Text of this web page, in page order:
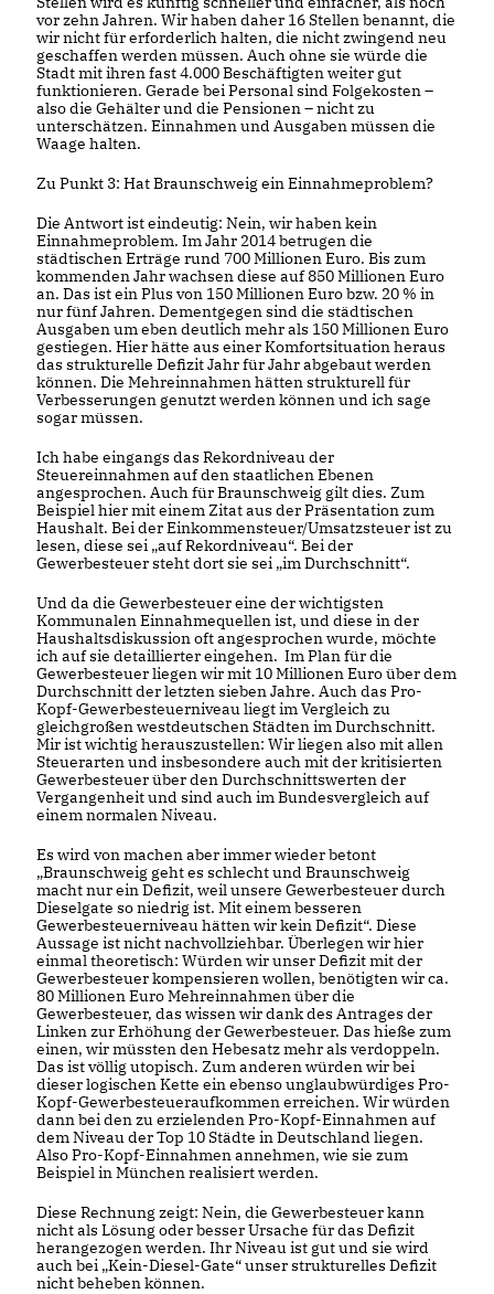
vor zehn Jahren. Wir haben daher 16 Stellen benannt, die
wir nicht für erforderlich halten, die nicht zwingend neu
geschaffen werden müssen. Auch ohne sie würde die
Stadt mit ihren fast 4.000 Beschäftigten weiter gut
funktionieren. Gerade bei Personal sind Folgekosten –
also die Gehälter und die Pensionen – nicht zu
unterschätzen. Einnahmen und Ausgaben müssen die
Waage halten.
Zu Punkt 3: Hat Braunschweig ein Einnahmeproblem?
Die Antwort ist eindeutig: Nein, wir haben kein
Einnahmeproblem. Im Jahr 2014 betrugen die
städtischen Erträge rund 700 Millionen Euro. Bis zum
kommenden Jahr wachsen diese auf 850 Millionen Euro
an. Das ist ein Plus von 150 Millionen Euro bzw. 20 % in
nur fünf Jahren. Dementgegen sind die städtischen
Ausgaben um eben deutlich mehr als 150 Millionen Euro
gestiegen. Hier hätte aus einer Komfortsituation heraus
das strukturelle Defizit Jahr für Jahr abgebaut werden
können. Die Mehreinnahmen hätten strukturell für
Verbesserungen genutzt werden können und ich sage
sogar müssen.
Ich habe eingangs das Rekordniveau der
Steuereinnahmen auf den staatlichen Ebenen
angesprochen. Auch für Braunschweig gilt dies. Zum
Beispiel hier mit einem Zitat aus der Präsentation zum
Haushalt. Bei der Einkommensteuer/Umsatzsteuer ist zu
lesen, diese sei „auf Rekordniveau“. Bei der
Gewerbesteuer steht dort sie sei „im Durchschnitt“.
Und da die Gewerbesteuer eine der wichtigsten
Kommunalen Einnahmequellen ist, und diese in der
Haushaltsdiskussion oft angesprochen wurde, möchte
ich auf sie detaillierter eingehen. Im Plan für die
Gewerbesteuer liegen wir mit 10 Millionen Euro über dem
Durchschnitt der letzten sieben Jahre. Auch das Pro-
Kopf-Gewerbesteuerniveau liegt im Vergleich zu
gleichgroßen westdeutschen Städten im Durchschnitt.
Mir ist wichtig herauszustellen: Wir liegen also mit allen
Steuerarten und insbesondere auch mit der kritisierten
Gewerbesteuer über den Durchschnittswerten der
Vergangenheit und sind auch im Bundesvergleich auf
einem normalen Niveau.
Es wird von machen aber immer wieder betont
Braunschweig geht es schlecht und Braunschweig
macht nur ein Defizit, weil unsere Gewerbesteuer durch
Dieselgate so niedrig ist. Mit einem besseren
Gewerbesteuerniveau hätten wir kein Defizit“. Diese
Aussage ist nicht nachvollziehbar. Überlegen wir hier
einmal theoretisch: Würden wir unser Defizit mit der
Gewerbesteuer kompensieren wollen, benötigten wir ca.
80 Millionen Euro Mehreinnahmen über die
Gewerbesteuer, das wissen wir dank des Antrages der
Linken zur Erhöhung der Gewerbesteuer. Das hieße zum
einen, wir müssten den Hebesatz mehr als verdoppeln.
Das ist völlig utopisch. Zum anderen würden wir bei
dieser logischen Kette ein ebenso unglaubwürdiges Pro-
Kopf-Gewerbesteueraufkommen erreichen. Wir würden
dann bei den zu erzielenden Pro-Kopf-Einnahmen auf
dem Niveau der Top 10 Städte in Deutschland liegen.
Also Pro-Kopf-Einnahmen annehmen, wie sie zum
Beispiel in München realisiert werden.
Diese Rechnung zeigt: Nein, die Gewerbesteuer kann
nicht als Lösung oder besser Ursache für das Defizit
herangezogen werden. Ihr Niveau ist gut und sie wird
auch bei „Kein-Diesel-Gate“ unser strukturelles Defizit
nicht beheben können.